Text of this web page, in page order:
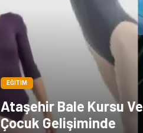
EĞITIM
Ataşehir Bale Kursu Ve
Çocuk Gelişiminde